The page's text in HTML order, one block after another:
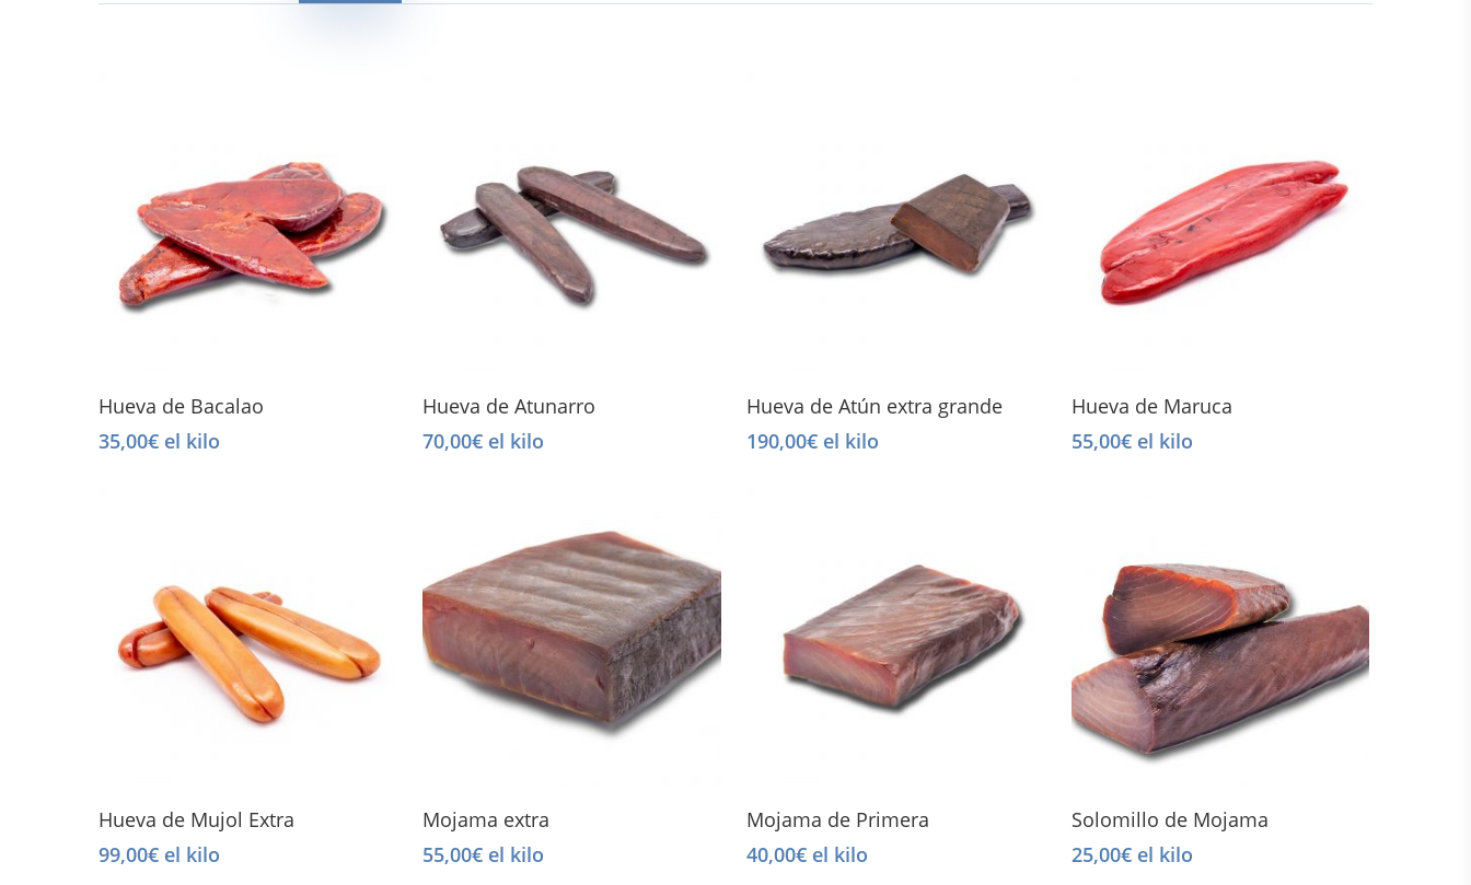
Read More
Hueva de Bacalao
35,00€ el kilo
Select Options
Hueva de Atunarro
70,00€ el kilo
Select Options
Hueva de Atún extra grande
190,00€ el kilo
Select Options
Hueva de Maruca
55,00€el kilo
Select Options
Hueva de Mujol Extra
99,00€ el kilo
Mojama extra
55,00€ el kilo
Select Options
Mojama de Primera
40,00€ el kilo
Select Options
Solomillo de Mojama
25,00€el kilo